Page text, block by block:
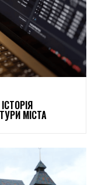
МІСТА